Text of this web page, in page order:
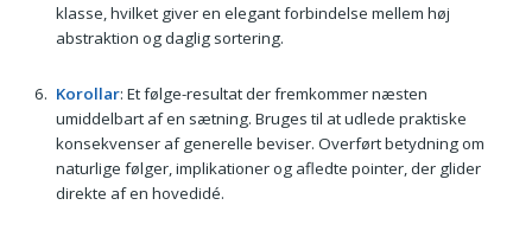
klasse, hvilket giver en elegant forbindelse mellem høj
abstraktion og daglig sortering.
Korollar: Et følge-resultat der fremkommer næsten
umiddelbart af en sætning. Bruges til at udlede praktiske
konsekvenser af generelle beviser. Overført betydning om
naturlige følger, implikationer og afledte pointer, der glider
direkte af en hovedidé.